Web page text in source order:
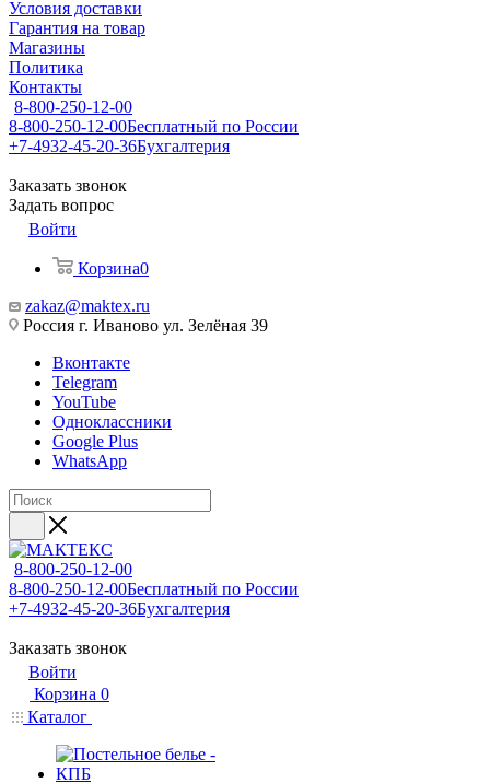
Условия доставки
Гарантия на товар
Магазины
Политика
Контакты
8-800-250-12-00
8-800-250-12-00Бесплатный по России
+7-4932-45-20-36Бухгалтерия
Заказать звонок
Задать вопрос
Войти
Корзина0
zakaz@maktex.ru
Россия г. Иваново ул. Зелёная 39
Вконтакте
Telegram
YouTube
Одноклассники
Google Plus
WhatsApp
8-800-250-12-00
8-800-250-12-00Бесплатный по России
+7-4932-45-20-36Бухгалтерия
Заказать звонок
Войти
Корзина 0
Каталог